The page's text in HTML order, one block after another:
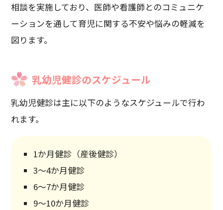
相談を実施しており、医師や看護師とのコミュニケ
ーションを通して育児に関する不安や悩みの軽減を
図ります。
乳幼児健診のスケジュール
乳幼児健診は主に以下のようなスケジュールで行わ
れます。
1か月健診（産後健診）
3～4か月健診
6～7か月健診
9～10か月健診